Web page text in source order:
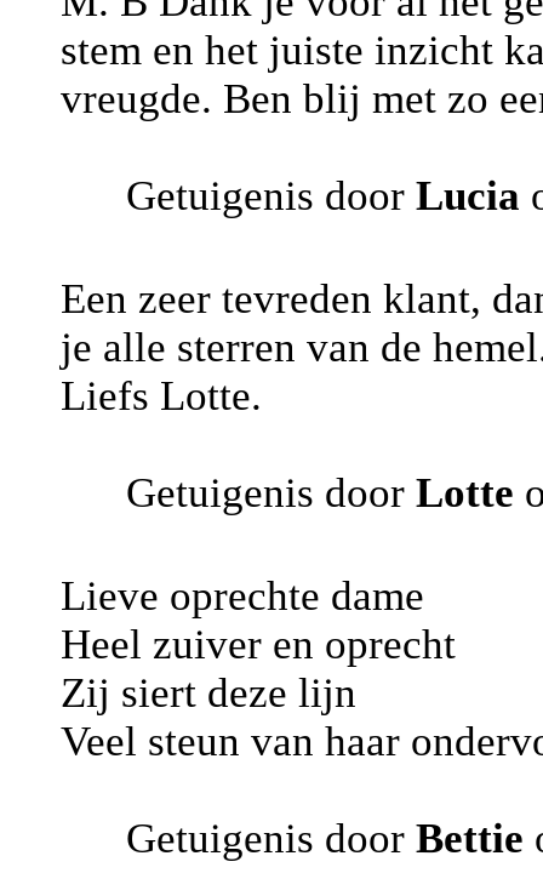
stem en het juiste inzicht
vreugde. Ben blij met zo
Getuigenis door Lucia
Een zeer tevreden klant,
je alle sterren van de
Liefs Lotte.
Getuigenis door Lotte
Lieve oprechte dame
Heel zuiver en oprecht
Zij siert deze lijn
Veel steun van haar
Getuigenis door Bettie